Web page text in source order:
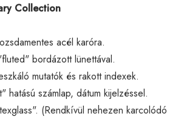
Collection
acél karóra.
bordázott lünettával.
mutatók és rakott indexek.
hatású számlap, dátum kijelzéssel.
(Rendkívül nehezen karcolódó